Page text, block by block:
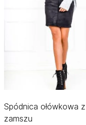
Spódnica ołówkowa z
zamszu